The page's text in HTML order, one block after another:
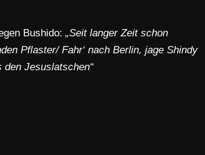
Bushido: „Seit langer Zeit schon
Pflaster/ Fahr‘ nach Berlin, jage Shindy
Jesuslatschen“